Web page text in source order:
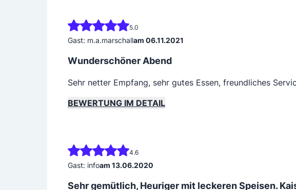
5.0
Gast: m.a.marschallam 06.11.2021
Wunderschöner Abend
Sehr netter Empfang, sehr gutes Essen, freundliches
BEWERTUNG IM DETAIL
4.6
Gast: infoam 13.06.2020
Sehr gemütlich, Heuriger mit leckeren Speisen.